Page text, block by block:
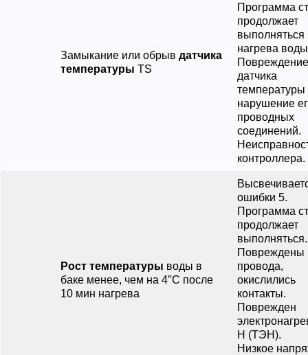
Замыкание или обрыв датчика
температуры ТS
Программа
продолжает
выполняться
нагрева
Повреждение
датчика
температуры
нарушение
проводных
соединений.
контроллера.
Рост температуры воды в
баке менее, чем на 4″С после
10 мин нагрева
ошибки 5.
Программа
продолжает
выполняться.
Повреждены
провода,
окислились
контакты.
Поврежден
Н (ТЭН).
Низкое